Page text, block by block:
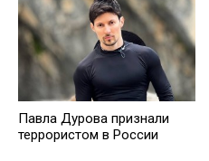
Павла Дурова признали
террористом в России